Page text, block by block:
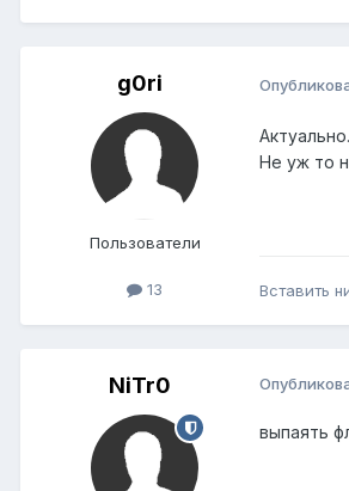
g0ri
Пользователи
13
Актуально.
Не уж то
Вставить
NiTr0
выпаять